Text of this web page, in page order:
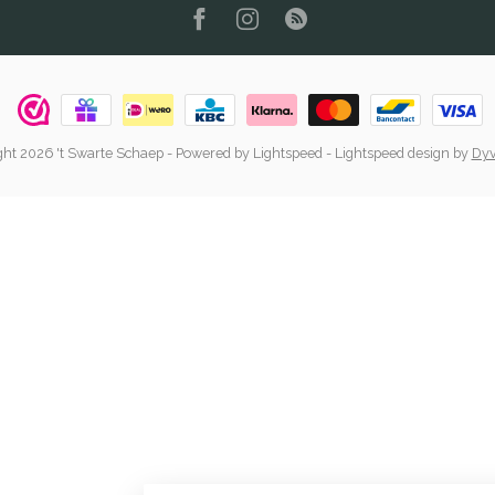
2026 't Swarte Schaep- Powered by Lightspeed - Lightspeed design by